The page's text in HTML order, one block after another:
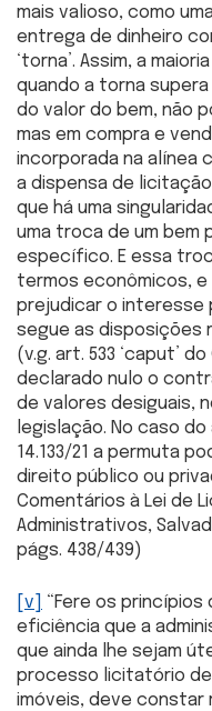
mais valioso, como
entrega de dinheiro
‘torna’. Assim, a
quando a torna
do valor do bem, não
mas em compra e
incorporada na alínea
a dispensa de
que há uma
uma troca de um bem
específico. E essa
termos econômicos, e
prejudicar o interesse
segue as disposições
(v.g. art. 533 ‘caput’
declarado nulo o
de valores desiguais,
legislação. No caso do
14.133/21 a permuta
direito público ou
Comentários à Lei de
Administrativos,
págs. 438/439)
[v]
“Fere os
eficiência que a
que ainda lhe sejam
processo licitatório de
imóveis, deve constar